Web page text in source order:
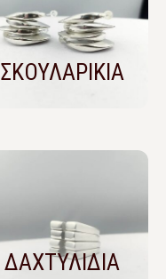
ΣΚΟΥΛΑΡΙΚΙΑ
ΔΑΧΤΥΛΙΔΙΑ